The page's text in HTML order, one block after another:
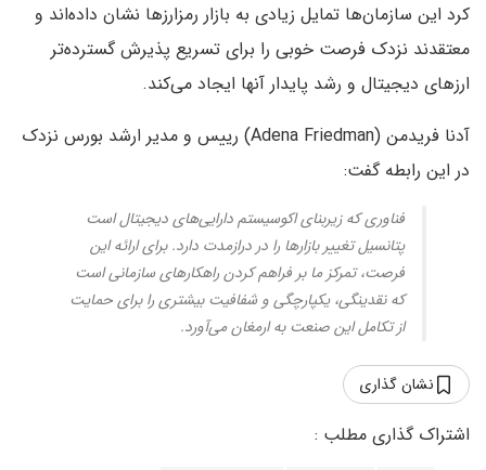
کرد این سازمان‌ها تمایل زیادی به بازار رمزارزها نشان داده‌اند و
معتقدند نزدک فرصت خوبی را برای تسریع پذیرش گسترده‌تر
ارزهای دیجیتال و رشد پایدار آنها ایجاد می‌کند.
آدنا فریدمن (Adena Friedman) رییس و مدیر ارشد بورس نزدک
در این رابطه گفت:
فناوری که زیربنای اکوسیستم دارایی‌های دیجیتال است
پتانسیل تغییر بازارها را در درازمدت دارد. برای ارائه این
فرصت، تمرکز ما بر فراهم کردن راهکارهای سازمانی است
که نقدینگی، یکپارچگی و شفافیت بیشتری را برای حمایت
از تکامل این صنعت به ارمغان می‌آورد.
نشان گذاری